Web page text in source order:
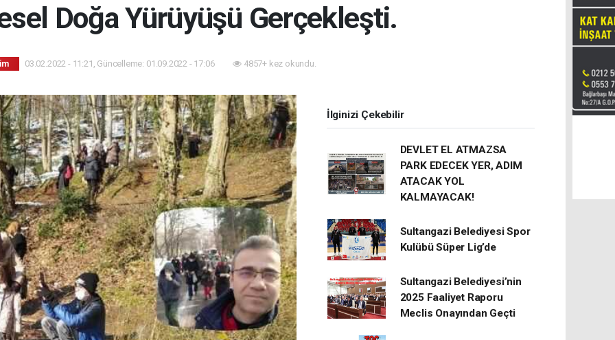
Doğa Yürüyüşü Gerçekleşti.
03.02.2022 - 11:21, Güncelleme: 01.09.2022 - 17:06 4857+ kez okundu.
İlginizi Çekebilir
DEVLET EL ATMAZSA
PARK EDECEK YER, ADIM
ATACAK YOL
KALMAYACAK!
Sultangazi Belediyesi Spor
Kulübü Süper Lig’de
Sultangazi Belediyesi’nin
2025 Faaliyet Raporu
Meclis Onayından Geçti